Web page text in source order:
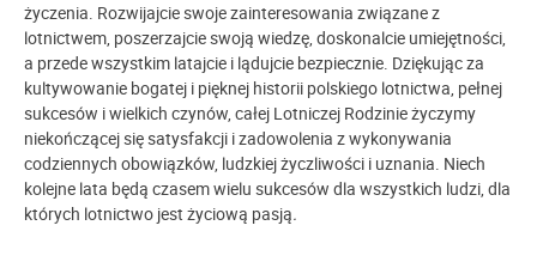
życzenia. Rozwijajcie swoje zainteresowania związane z
lotnictwem, poszerzajcie swoją wiedzę, doskonalcie umiejętności,
a przede wszystkim latajcie i lądujcie bezpiecznie. Dziękując za
kultywowanie bogatej i pięknej historii polskiego lotnictwa, pełnej
sukcesów i wielkich czynów, całej Lotniczej Rodzinie życzymy
niekończącej się satysfakcji i zadowolenia z wykonywania
codziennych obowiązków, ludzkiej życzliwości i uznania. Niech
kolejne lata będą czasem wielu sukcesów dla wszystkich ludzi, dla
których lotnictwo jest życiową pasją.